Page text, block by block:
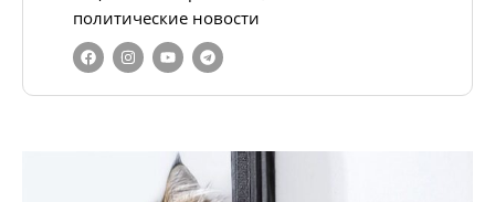
политические новости